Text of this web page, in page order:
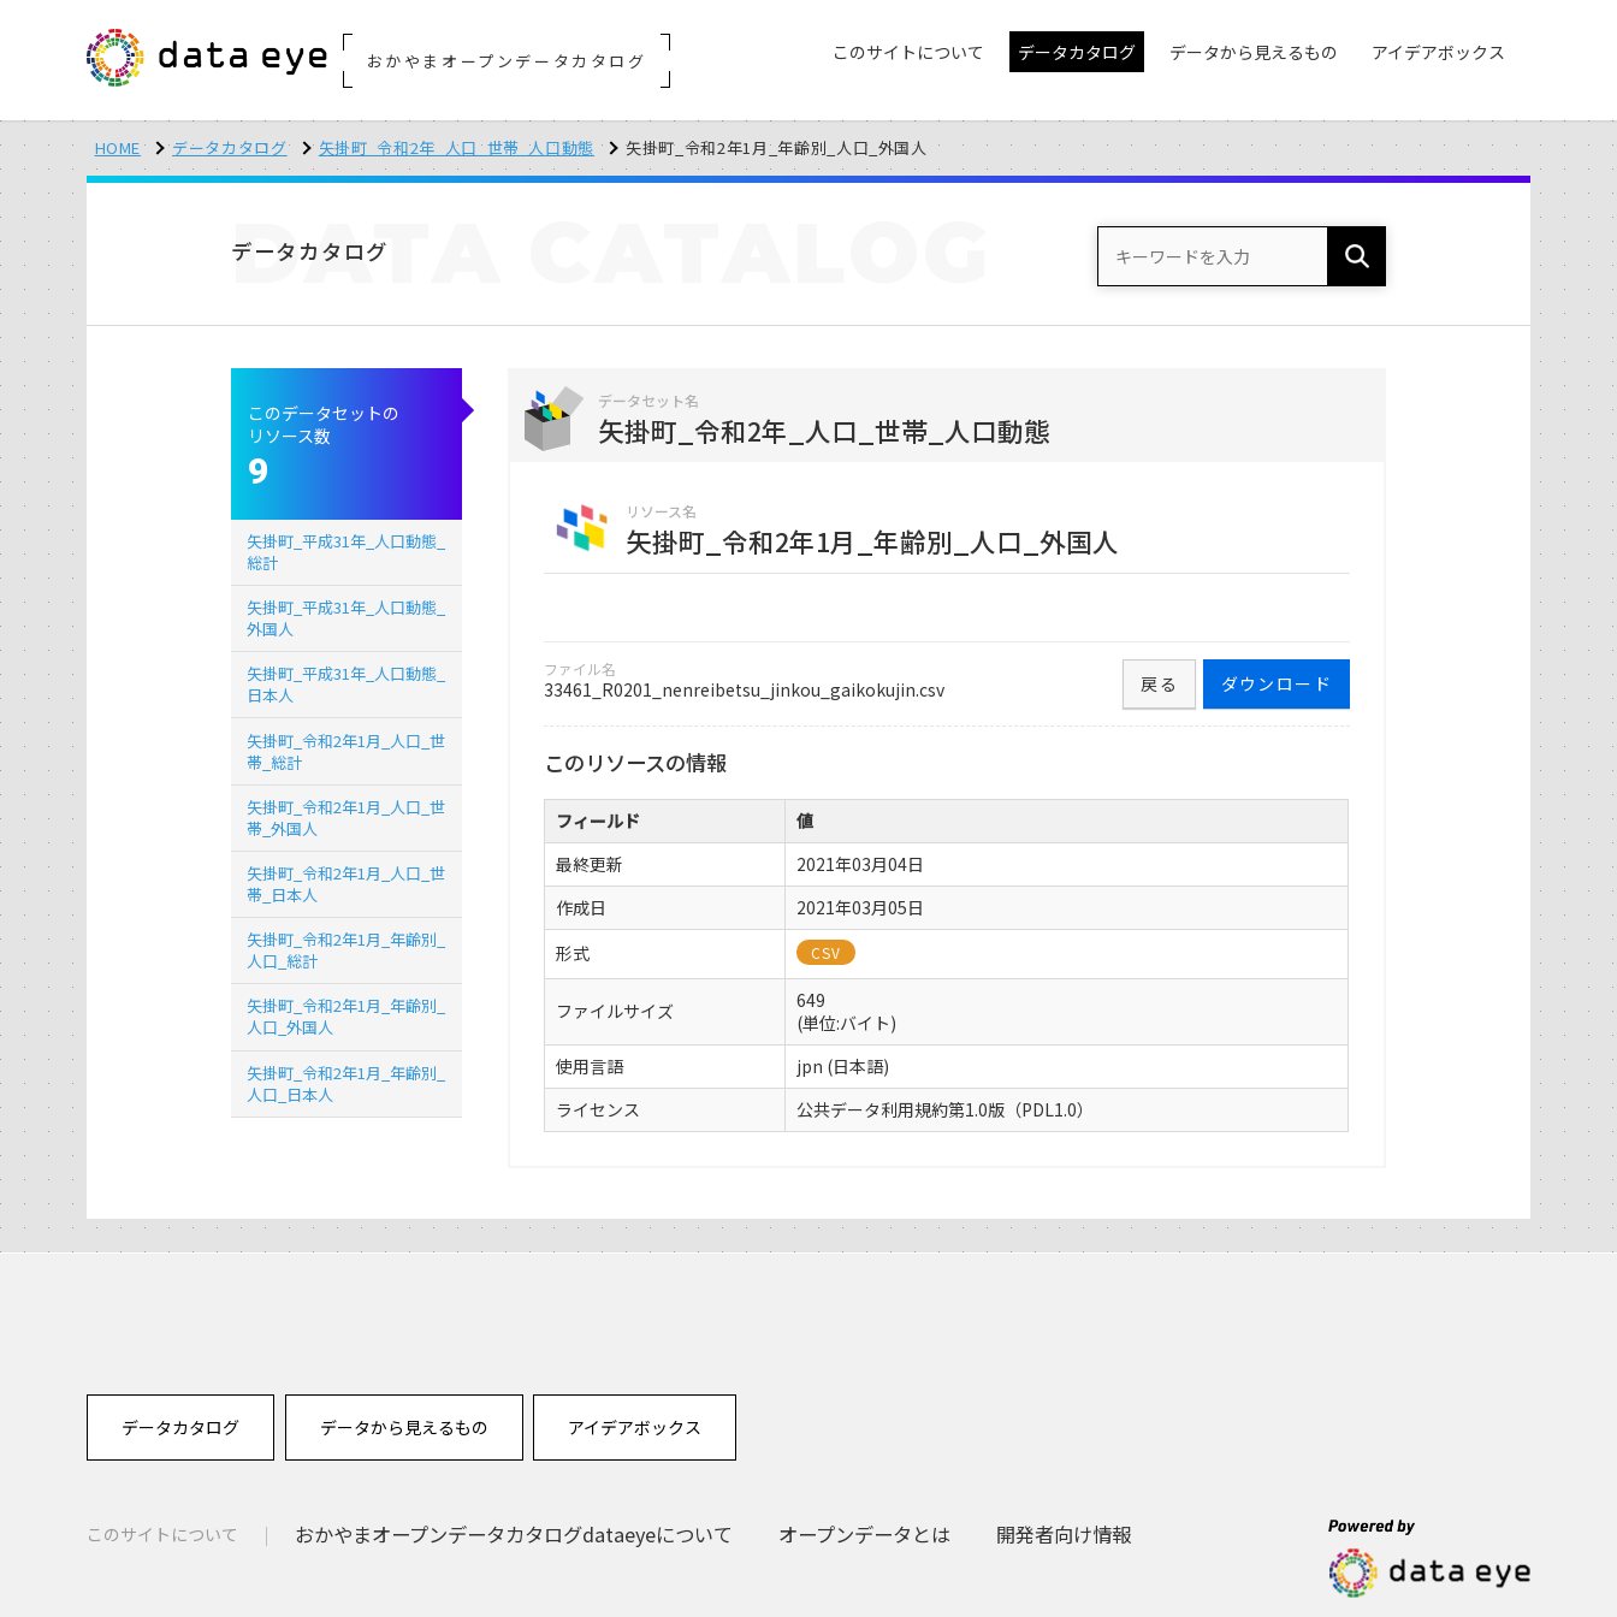
おかやまオープンデータカタログ このサイトについて データカタログ データから見えるもの アイデアボックス
HOME データカタログ 矢掛町_令和2年_人口_世帯_人口動態 矢掛町_令和2年1月_年齢別_人口_外国人
データカタログ
DATA
データセット名
矢掛町_令和2年_人口_世帯_人口動態
リソース名
矢掛町_令和2年1月_年齢別_人口_外国人
ファイル名
33461_R0201_nenreibetsu_jinkou_gaikokujin.csv ダウンロード
戻る
このリソースの情報
フィールド
値
最終更新
2021年03月04日
作成日
2021年03月05日
形式
CSV
ファイルサイズ
649
(単位:バイト)
使用言語
jpn (日本語)
ライセンス
公共データ利用規約第1.0版（PDL1.0）
このデータセットの
リソース数
9
矢掛町_平成31年_人口動態_
総計
矢掛町_平成31年_人口動態_
外国人
矢掛町_平成31年_人口動態_
日本人
矢掛町_令和2年1月_人口_世
帯_総計
矢掛町_令和2年1月_人口_世
帯_外国人
矢掛町_令和2年1月_人口_世
帯_日本人
矢掛町_令和2年1月_年齢別_
人口_総計
矢掛町_令和2年1月_年齢別_
人口_外国人
矢掛町_令和2年1月_年齢別_
人口_日本人
データカタログ データから見えるもの アイデアボックス
このサイトについて おかやまオープンデータカタログdataeyeについて オープンデータとは 開発者向け情報